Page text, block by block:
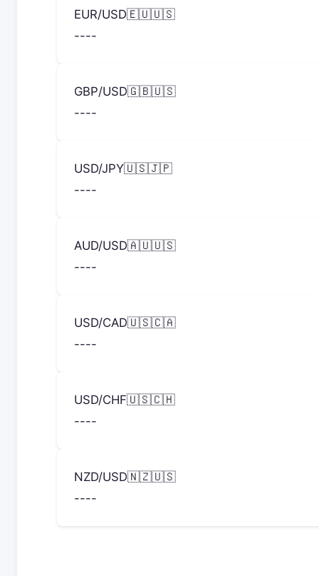
EUR/USD🇪🇺🇺🇸
----
GBP/USD🇬🇧🇺🇸
----
USD/JPY🇺🇸🇯🇵
----
AUD/USD🇦🇺🇺🇸
----
USD/CAD🇺🇸🇨🇦
----
USD/CHF🇺🇸🇨🇭
----
NZD/USD🇳🇿🇺🇸
----